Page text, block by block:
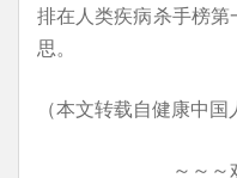
排在人类疾病杀手榜
思。
（本文转载自健康中国
～～～